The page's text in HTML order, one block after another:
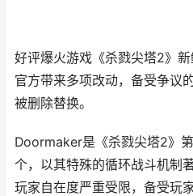
好评爆火游戏《杀戮尖塔2》新
官方带来多项改动，备受争议
被删除替换。
Doormaker是《杀戮尖塔2》
个‌，以其特殊的循环战斗机制
玩家自在度严重受限，备受玩